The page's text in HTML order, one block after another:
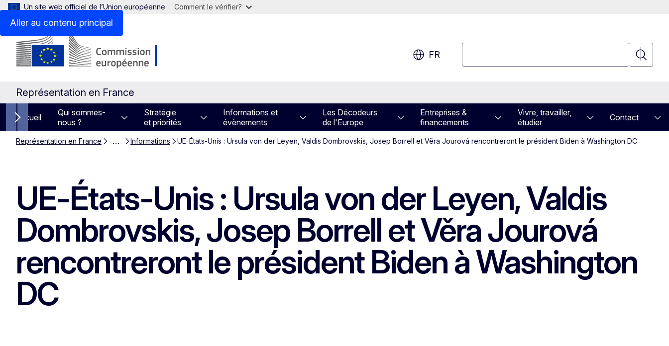
Aller au contenu principal
Un site web officiel de l’Union européenne Comment le vérifier?
FR
Représentation en France
Next items
Accueil
Qui sommes-
nous ?
Stratégie
et priorités
Informations et
évènements
Les Décodeurs
de l'Europe
Entreprises &
financements
Vivre, travailler,
étudier
Contact
Représentation en France … Informations UE-États-Unis : Ursula von der Leyen, Valdis Dombrovskis, Josep Borrell et Věra Jourová rencontreront le président Biden à Washington DC
UE-États-Unis : Ursula von der Leyen, Valdis
Dombrovskis, Josep Borrell et Věra Jourová
rencontreront le président Biden à Washington
DC